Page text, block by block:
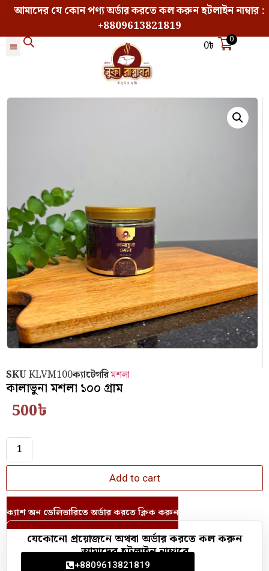
আমাদের যে কোন পণ্য অর্ডার করতে কল করুন হটলাইন নাম্বার :
+8809613821819
0৳ 0
SKUKLVM100ক্যাটেগরিমশলা
কালাভুনা মশলা ১০০ গ্রাম
500৳
Add to cart
ক্যাশ অন ডেলিভারিতে অর্ডার করতে ক্লিক করুন
যেকোনো প্রয়োজনে অথবা অর্ডার করতে কল করুন
আমাদের হটলাইন নাম্বারে
+8809613821819